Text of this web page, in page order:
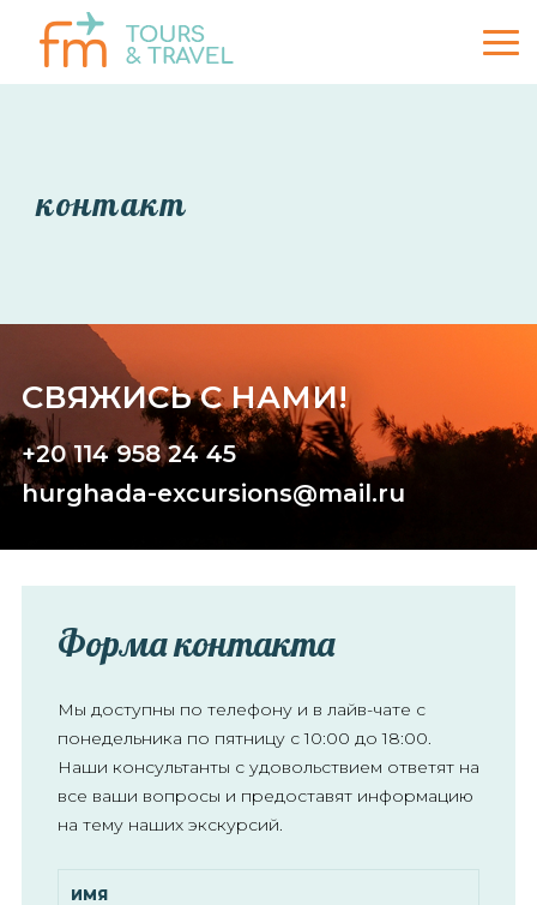
контакт
СВЯЖИСЬ С НАМИ!
+20 114 958 24 45
hurghada-excursions@mail.ru
Форма контакта
Мы доступны по телефону и в лайв-чате с
понедельника по пятницу с 10:00 до 18:00.
Наши консультанты с удовольствием ответят на
все ваши вопросы и предоставят информацию
на тему наших экскурсий.